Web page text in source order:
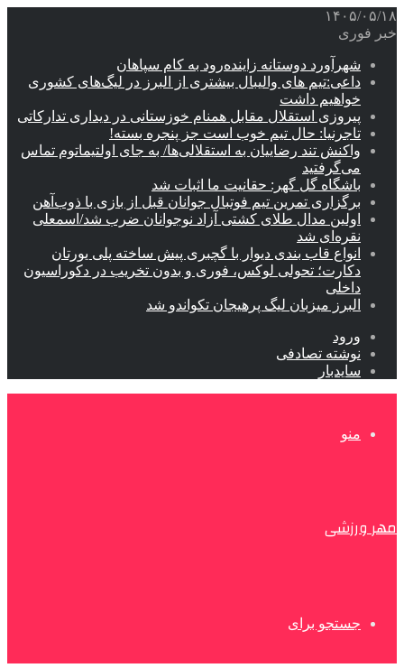
۱۴۰۵/۰۵/۱۸
خبر فوری
شهرآورد دوستانه زاینده‌رود به کام سپاهان
داعی:تیم های والیبال بیشتری از البرز در لیگ‌های کشوری
خواهیم داشت
پیروزی استقلال مقابل همنام خوزستانی در دیداری تدارکاتی
تاجرنیا: حال تیم خوب است جز پنجره بسته!
واکنش تند رضاییان به استقلالی‌ها/ به جای اولتیماتوم تماس
می‌گرفتید
باشگاه گل گهر: حقانیت ما اثبات شد
برگزاری تمرین تیم فوتبال جوانان قبل از بازی با ذوب‌آهن
اولین مدال طلای کشتی آزاد نوجوانان ضرب شد/اسمعلی
نقره‌ای شد
انواع قاب بندی دیوار با گچبری پیش ساخته پلی یورتان
دکارت؛ تحولی لوکس، فوری و بدون تخریب در دکوراسیون
داخلی
البرز میزبان لیگ پرهیجان تکواندو شد
ورود
نوشته تصادفی
سایدبار
منو
مهر ورزشی
جستجو برای